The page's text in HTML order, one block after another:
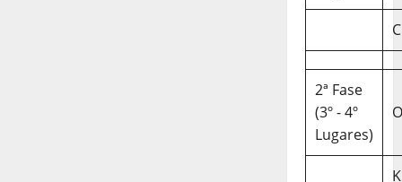
2ª Fase
(3º - 4º
Lugares)